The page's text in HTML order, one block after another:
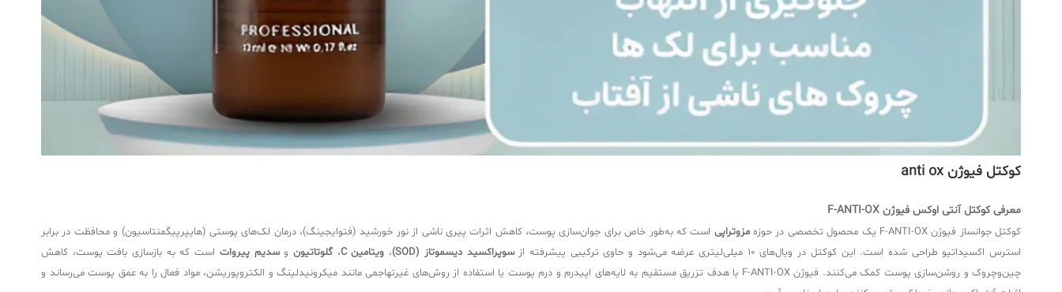
کوکتل فیوژن anti ox
معرفی کوکتل آنتی اوکس فیوژن F-ANTI-OX
کوکتل جوانساز فیوژن F-ANTI-OX یک محصول تخصصی در حوزه مزوتراپی است که به‌طور خاص برای جوان‌سازی پوست، کاهش اثرات پیری ناشی از نور خورشید (فتوایجینگ)، درمان لک‌های پوستی (هایپرپیگمنتاسیون) و محافظت در برابر
استرس اکسیداتیو طراحی شده است. این کوکتل در ویال‌های ۱۰ میلی‌لیتری عرضه می‌شود و حاوی ترکیبی پیشرفته از
سوپراکسید دیسموتاز (SOD) ، ویتامین C ، گلوتاتیون وسدیم پیروات است که به بازسازی بافت پوست، کاهش
چین‌وچروک و روشن‌سازی پوست کمک می‌کنند. فیوژن F-ANTI-OX با هدف تزریق مستقیم به لایه‌های اپیدرم و درم پوست یا استفاده از روش‌های غیرتهاجمی مانند میکرونیدلینگ و الکتروپوریشن، مواد فعال را به عمق پوست می‌رساند و